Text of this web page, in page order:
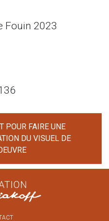
Fouin 2023
POUR FAIRE UNE
DU VISUEL DE